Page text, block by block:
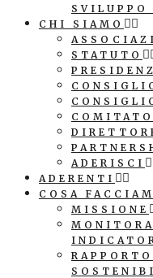
SVILUPPO
CHI SIAMO
STATUTO
ADERISCI
ADERENTI
COSA
MISSIONE